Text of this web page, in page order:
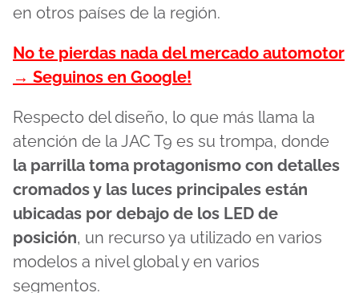
en otros países de la región.
No te pierdas nada del mercado automotor
→ Seguinos en Google!
Respecto del diseño, lo que más llama la
atención de la JAC T9 es su trompa, donde
la parrilla toma protagonismo con detalles
cromados y las luces principales están
ubicadas por debajo de los LED de
posición, un recurso ya utilizado en varios
modelos a nivel global y en varios
segmentos.